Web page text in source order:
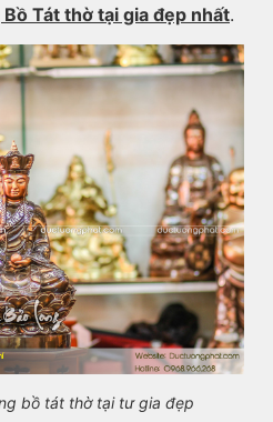
Tát thờ tại gia đẹp nhất.
bồ tát thờ tại tư gia đẹp